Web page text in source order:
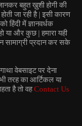
बहुत ख़ुशी होगी की
जा रही है | इसी कारण
हिंदी में ज्ञानवर्धक
या और कुछ | हमारा यही
सामाग्री प्रदान कर सके
वेबसाइट पर देना
तरह का आर्टिकल या
है तो वहContact Us